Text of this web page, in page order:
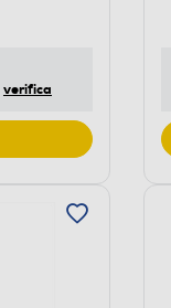
verifica